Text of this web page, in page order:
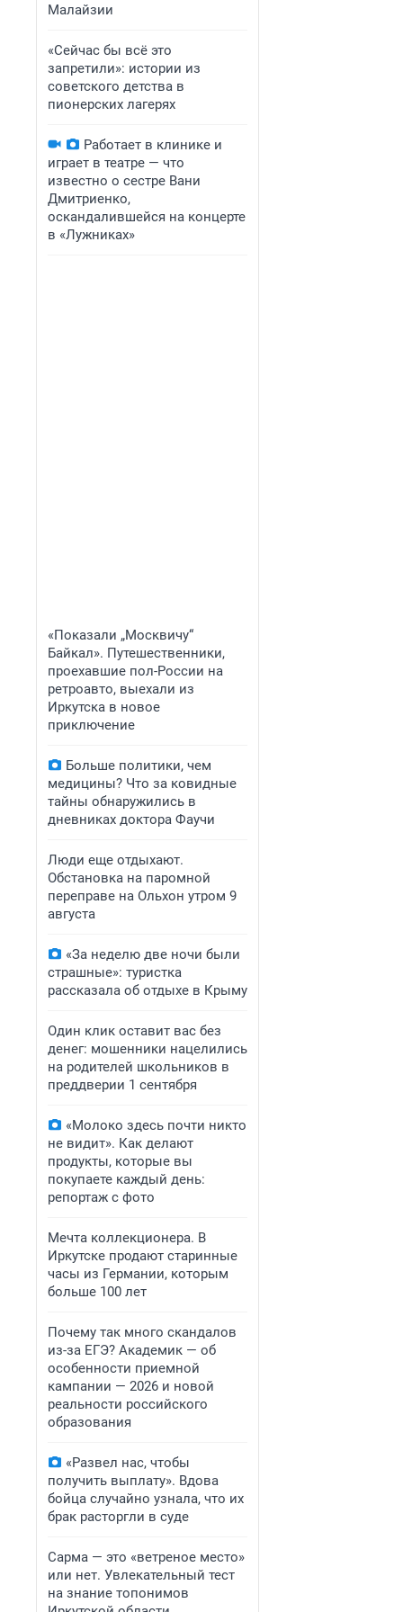
Малайзии
«Сейчас бы всё это
запретили»: истории из
советского детства в
пионерских лагерях
Работает в клинике и
играет в театре — что
известно о сестре Вани
Дмитриенко,
оскандалившейся на концерте
в «Лужниках»
«Показали „Москвичу“
Байкал». Путешественники,
проехавшие пол-России на
ретроавто, выехали из
Иркутска в новое
приключение
Больше политики, чем
медицины? Что за ковидные
тайны обнаружились в
дневниках доктора Фаучи
Люди еще отдыхают.
Обстановка на паромной
переправе на Ольхон утром 9
августа
«За неделю две ночи были
страшные»: туристка
рассказала об отдыхе в Крыму
Один клик оставит вас без
денег: мошенники нацелились
на родителей школьников в
преддверии 1 сентября
«Молоко здесь почти никто
не видит». Как делают
продукты, которые вы
покупаете каждый день:
репортаж с фото
Мечта коллекционера. В
Иркутске продают старинные
часы из Германии, которым
больше 100 лет
Почему так много скандалов
из-за ЕГЭ? Академик — об
особенности приемной
кампании — 2026 и новой
реальности российского
образования
«Развел нас, чтобы
получить выплату». Вдова
бойца случайно узнала, что их
брак расторгли в суде
Сарма — это «ветреное место»
или нет. Увлекательный тест
на знание топонимов